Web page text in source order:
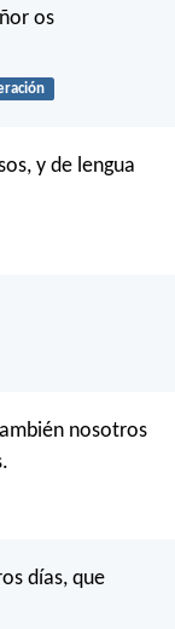
os
y de lengua
nosotros
días, que